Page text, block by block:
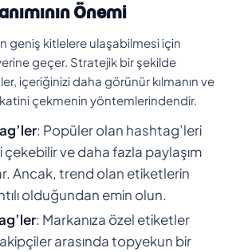
Önemi
geniş kitlelere ulaşabilmesi için
geçer. Stratejik bir şekilde
içeriğinizi daha görünür kılmanın ve
çekmenin yöntemlerindendir.
: Popüler olan hashtag’leri
ve daha fazla paylaşım
Ancak, trend olan etiketlerin
olduğundan emin olun.
: Markanıza özel etiketler
arasında topyekun bir